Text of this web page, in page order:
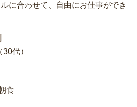
に合わせて、自由にお仕事ができ
代）
食